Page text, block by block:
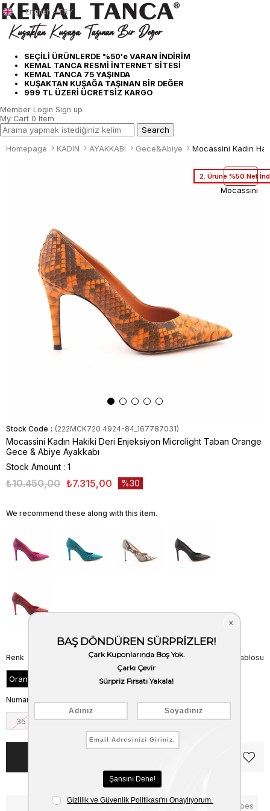
SEÇİLİ ÜRÜNLERDE %50'e VARAN İNDİRİM
KEMAL TANCA RESMİ İNTERNET SİTESİ
KEMAL TANCA 75 YAŞINDA
KUŞAKTAN KUŞAĞA TAŞINAN BİR DEĞER
999 TL ÜZERİ ÜCRETSİZ KARGO
English - TRY
Member Login Sign up
My Cart 0 Item
Homepage KADIN AYAKKABI Gece&Abiye
2. Ürüne %50 Net
Mocassini
Stock Code (222MCK720 4924-84_167787031)
Mocassini Kadın Hakiki Deri Enjeksiyon Microlight Taban Orange
Gece & Abiye Ayakkabı
Stock Amount : 1
₺10.450,00 ₺7.315,00 30
We recommend these along with this item.
Beden Tablosu
Renk
Orange Piton
Numara
35 36 37 38 39 40
Notify me when the price goes